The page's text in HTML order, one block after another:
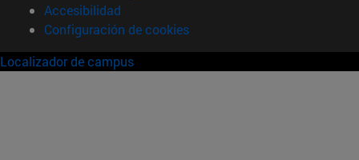
Accesibilidad
Configuración de cookies
Localizador de campus